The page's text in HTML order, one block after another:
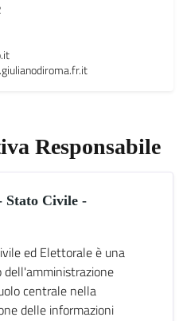
Responsabile
Stato Civile -
ed Elettorale è una
centrale nella
delle informazioni